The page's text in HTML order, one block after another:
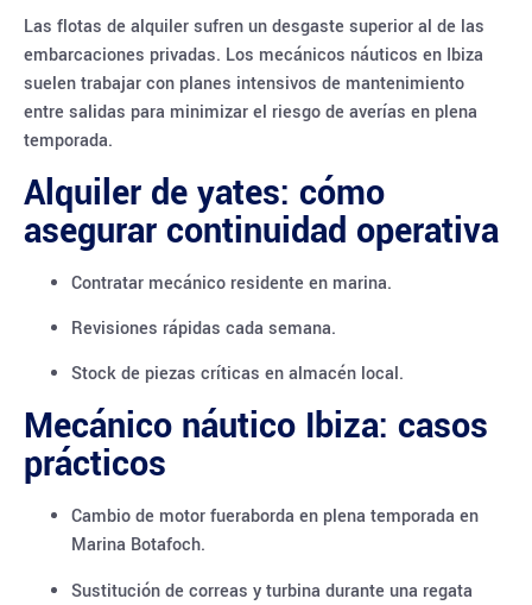
Las flotas de alquiler sufren un desgaste superior al de las
embarcaciones privadas. Los mecánicos náuticos en Ibiza
suelen trabajar con planes intensivos de mantenimiento
entre salidas para minimizar el riesgo de averías en plena
temporada.
Alquiler de yates: cómo
asegurar continuidad operativa
Contratar mecánico residente en marina.
Revisiones rápidas cada semana.
Stock de piezas críticas en almacén local.
Mecánico náutico Ibiza: casos
prácticos
Cambio de motor fueraborda en plena temporada en
Marina Botafoch.
Sustitución de correas y turbina durante una regata